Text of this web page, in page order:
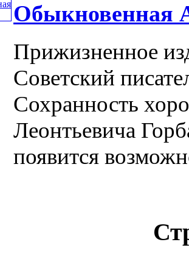
Обыкновенная
Прижизненное
Советский
Сохранность
Леонтьевича
появится